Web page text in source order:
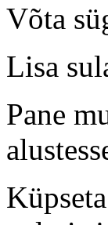
Võta
Lisa
Pane